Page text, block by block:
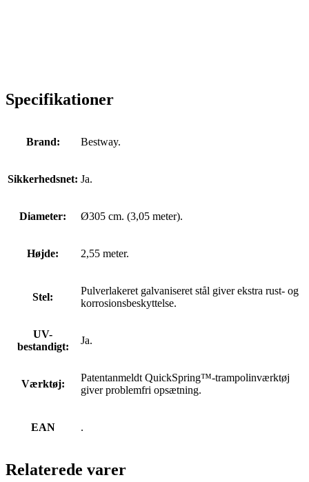
Specifikationer
Brand: Bestway.
Sikkerhedsnet: Ja.
Diameter: Ø305 cm. (3,05 meter).
Højde: 2,55 meter.
Stel:
Pulverlakeret galvaniseret stål giver ekstra rust- og
korrosionsbeskyttelse.
UV-
bestandigt:
Ja.
Værktøj:
Patentanmeldt QuickSpring™-trampolinværktøj
giver problemfri opsætning.
EAN .
Relaterede varer